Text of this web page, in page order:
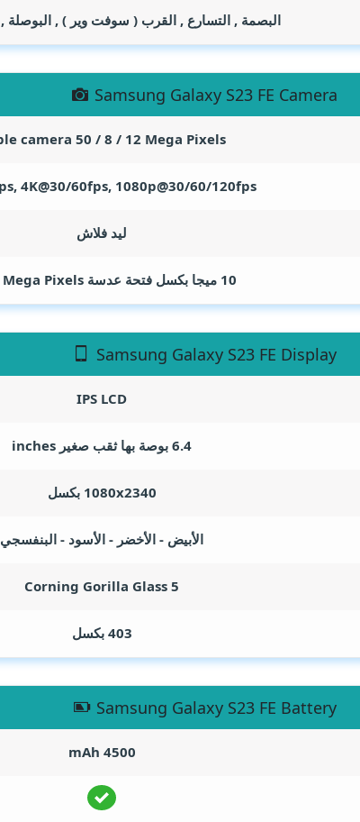
البصمة , التسارع , القرب ( سوفت وير ) ,
Samsung Galaxy S23 FE Camera
camera 50 / 8 / 12 Mega Pixels
4K@30/60fps, 1080p@30/60/120fps
ليد فلاش
10 ميجا بكسل فتحة عدسة F/2.4 Mega Pixels
Samsung Galaxy S23 FE Display
IPS LCD
6.4 بوصة بها ثقب صغير inches
1080x2340 بكسل
الأبيض - الأخضر - الأسود - البنفسجي
Corning Gorilla Glass 5
403 بكسل
Samsung Galaxy S23 FE Battery
4500
mAh